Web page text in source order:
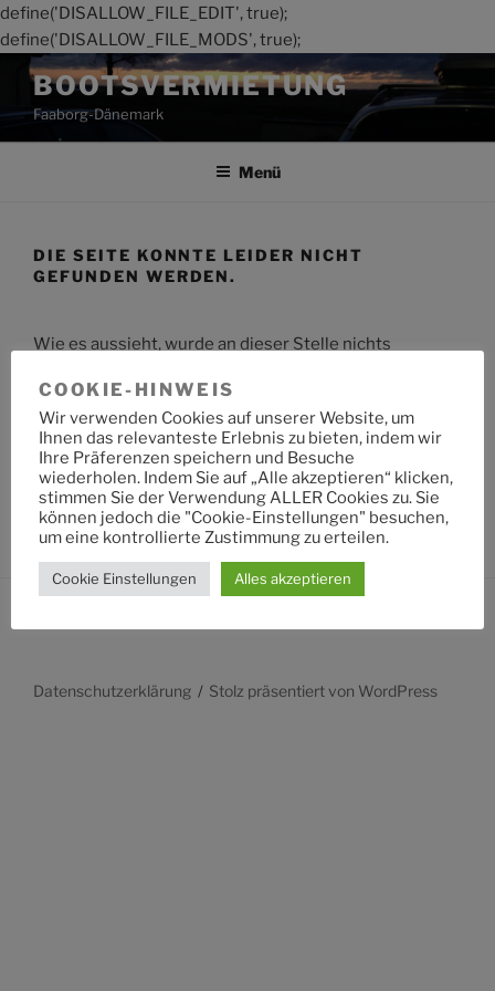
define('DISALLOW_FILE_EDIT', true);
define('DISALLOW_FILE_MODS', true);
Zum
Inhalt
springen
BOOTSVERMIETUNG
Faaborg-Dänemark
Menü
DIE SEITE KONNTE LEIDER NICHT
GEFUNDEN WERDEN.
Wie es aussieht, wurde an dieser Stelle nichts
Suche
nach:
Datenschutzerklärung Stolz präsentiert von WordPress
COOKIE-HINWEIS
Wir verwenden Cookies auf unserer Website, um
Ihnen das relevanteste Erlebnis zu bieten, indem wir
Ihre Präferenzen speichern und Besuche
wiederholen. Indem Sie auf „Alle akzeptieren“ klicken,
stimmen Sie der Verwendung ALLER Cookies zu. Sie
können jedoch die "Cookie-Einstellungen" besuchen,
um eine kontrollierte Zustimmung zu erteilen.
Cookie Einstellungen Alles akzeptieren